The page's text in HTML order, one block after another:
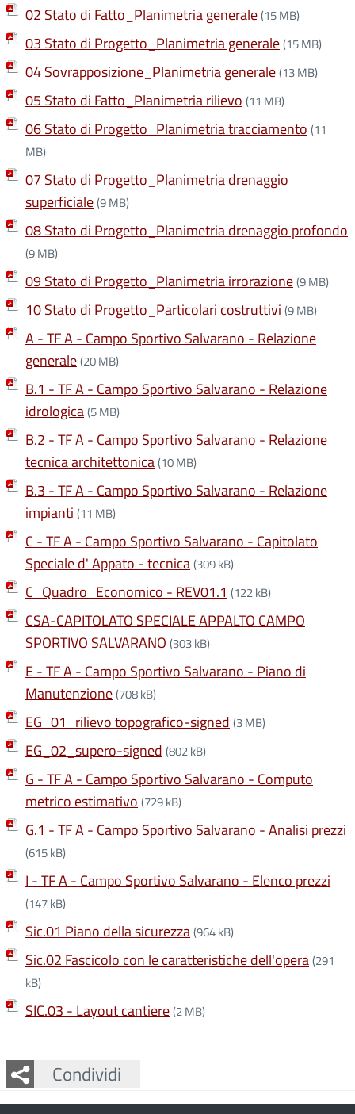
02 Stato di Fatto_Planimetria generale(15 MB)
03 Stato di Progetto_Planimetria generale(15 MB)
04 Sovrapposizione_Planimetria generale(13 MB)
05 Stato di Fatto_Planimetria rilievo (11 MB)
06 Stato di Progetto_Planimetria tracciamento (11
MB)
07 Stato di Progetto_Planimetria drenaggio
superficiale(9 MB)
08 Stato di Progetto_Planimetria drenaggio profondo
(9 MB)
09 Stato di Progetto_Planimetria irrorazione(9 MB)
10 Stato di Progetto_Particolari costruttivi (9 MB)
A - TF A - Campo Sportivo Salvarano - Relazione
generale(20 MB)
B.1 - TF A - Campo Sportivo Salvarano - Relazione
idrologica(5 MB)
B.2 - TF A - Campo Sportivo Salvarano - Relazione
tecnica architettonica(10 MB)
B.3 - TF A - Campo Sportivo Salvarano - Relazione
impianti (11 MB)
C - TF A - Campo Sportivo Salvarano - Capitolato
Speciale d' Appato - tecnica(309 kB)
C_Quadro_Economico - REV01.1 (122 kB)
CSA-CAPITOLATO SPECIALE APPALTO CAMPO
SPORTIVO SALVARANO (303 kB)
E - TF A - Campo Sportivo Salvarano - Piano di
Manutenzione(708 kB)
EG_01_rilievo topografico-signed (3 MB)
EG_02_supero-signed (802 kB)
G - TF A - Campo Sportivo Salvarano - Computo
metrico estimativo (729 kB)
G.1 - TF A - Campo Sportivo Salvarano - Analisi prezzi
(615 kB)
I - TF A - Campo Sportivo Salvarano - Elenco prezzi
(147 kB)
Sic.01 Piano della sicurezza(964 kB)
Sic.02 Fascicolo con le caratteristiche dell'opera(291
kB)
SIC.03 - Layout cantiere(2 MB)
Condividi
Facebook
Twitter
Whatsapp